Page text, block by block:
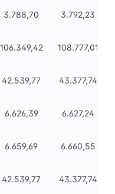
3.788,70 3.792,23
106.349,42 108.777,01
42.539,77 43.377,74
6.626,39 6.627,24
6.659,69 6.660,55
42.539,77 43.377,74